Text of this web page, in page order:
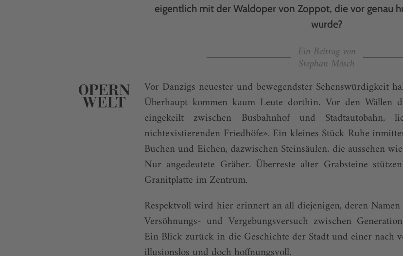
eigentlich mit der Waldoper von Zoppot, die vor genau
wurde?
Ein Beitrag von
Stephan Mösch
Vor Danzigs neuester und bewegendster Sehenswürdigkeit
Überhaupt kommen kaum Leute dorthin. Vor den Wällen
eingekeilt zwischen Busbahnhof und
nichtexistierenden Friedhöfe». Ein kleines Stück Ruhe
Buchen und Eichen, dazwischen Steinsäulen, die aussehen
Nur angedeutete Gräber. Überreste alter Grabsteine
Granitplatte im Zentrum.
Respektvoll wird hier erinnert an all diejenigen, deren
Versöhnungs- und Vergebungsversuch zwischen
Ein Blick zurück in die Geschichte der Stadt und einer nach
illusionslos und doch hoffnungsvoll.